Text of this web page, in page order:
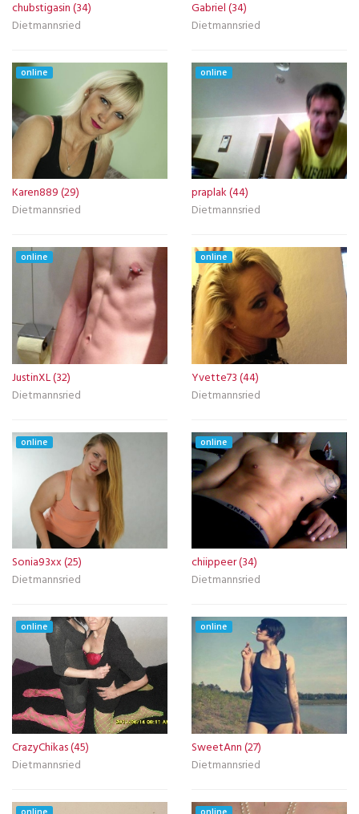
chubstigasin (34)
Dietmannsried
Gabriel (34)
Dietmannsried
online
Karen889 (29)
Dietmannsried
online
praplak (44)
Dietmannsried
online
JustinXL (32)
Dietmannsried
online
Yvette73 (44)
Dietmannsried
online
Sonia93xx (25)
Dietmannsried
online
chiippeer (34)
Dietmannsried
online
CrazyChikas (45)
Dietmannsried
online
SweetAnn (27)
Dietmannsried
online online